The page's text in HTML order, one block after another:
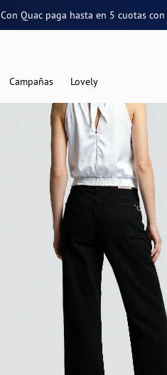
Con Quac paga hasta en 5 cuotascon
Campañas Lovely